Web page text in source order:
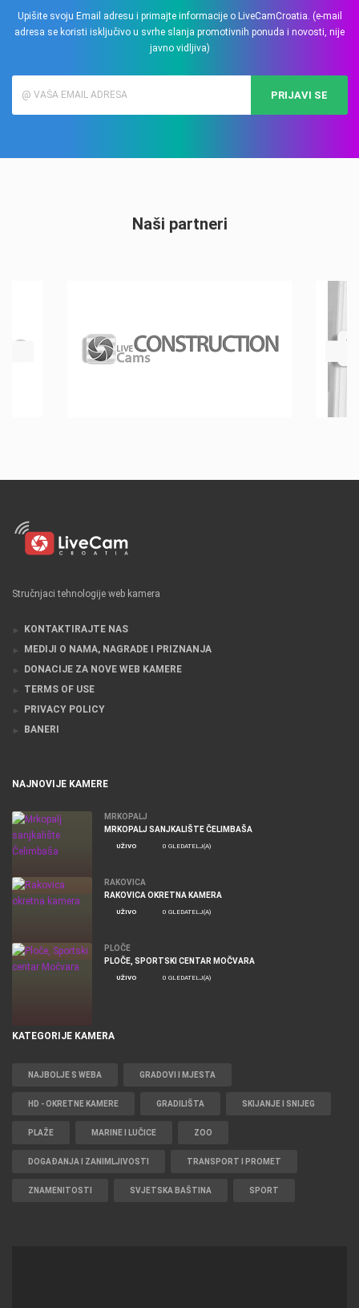
Upišite svoju Email adresu i primajte informacije o LiveCamCroatia. (e-mail
adresa se koristi isključivo u svrhe slanja promotivnih ponuda i novosti, nije
javno vidljiva)
PRIJAVI SE
Naši partneri
Stručnjaci tehnologije web kamera
KONTAKTIRAJTE NAS
MEDIJI O NAMA, NAGRADE I PRIZNANJA
DONACIJE ZA NOVE WEB KAMERE
TERMS OF USE
PRIVACY POLICY
BANERI
NAJNOVIJE KAMERE
MRKOPALJ
MRKOPALJ SANJKALIŠTE ČELIMBAŠA
UŽIVO 0 GLEDATELJ(A)
RAKOVICA
RAKOVICA OKRETNA KAMERA
UŽIVO 0 GLEDATELJ(A)
PLOČE
PLOČE, SPORTSKI CENTAR MOČVARA
UŽIVO 0 GLEDATELJ(A)
KATEGORIJE KAMERA
NAJBOLJE S WEBA GRADOVI I MJESTA
HD - OKRETNE KAMERE GRADILIŠTA SKIJANJE I SNIJEG
PLAŽE MARINE I LUČICE ZOO
DOGAĐANJA I ZANIMLJIVOSTI TRANSPORT I PROMET
ZNAMENITOSTI SVJETSKA BAŠTINA SPORT